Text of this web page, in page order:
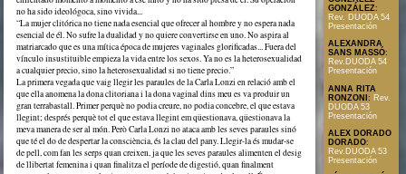
no ha sido ideológoca, sino vivida...
“La mujer clitórica no tiene nada esencial que ofrecer al hombre y no espera nada
esencial de él. No sufre la dualidad y no quiere convertirse en uno. No aspira al
matriarcado que es una mítica época de mujeres vaginales glorificadas... Fuera del
vínculo insustituible empieza la vida entre los sexos. Ya no es la heterosexualidad
a cualquier precio, sino la heterosexualidad si no tiene precio.”
La primera vegada que vaig llegir les paraules de la Carla Lonzi en relació amb el
que ella anomena la dona clitoriana i la dona vaginal dins meu es va produir un
gran terrabastall. Primer perquè no podia creure, no podia concebre, el que estava
llegint; després perquè tot el que estava llegint em qüestionava, qüestionava la
meva manera de ser al món. Però Carla Lonzi no ataca amb les seves paraules sinó
que té el do de despertar la consciència, és la clau del pany. Llegir-la és mudar-se
de pell, com fan les serps quan creixen, ja que les seves paraules alimenten el desig
de llibertat femenina i quan finalitza el període de digestió, quan finalment
GONZÁLEZ:
Rev. DUODA 54
Presentación
ALEXANDRA
SANS MASSÓ:
Rev.DUODA 54
Presentación
ANNA RITA
RONZONI : Rev.
DUODA 53
Presentación
ALEX DORADO
DORADO:
Rev.DUODA 53
Presentación